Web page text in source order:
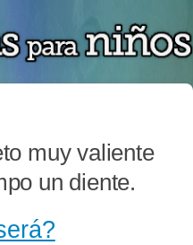
muy valiente
un diente.